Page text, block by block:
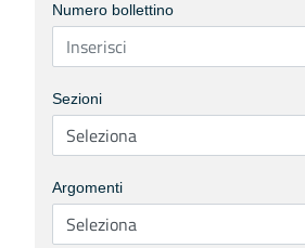
Numero bollettino
Sezioni
Argomenti